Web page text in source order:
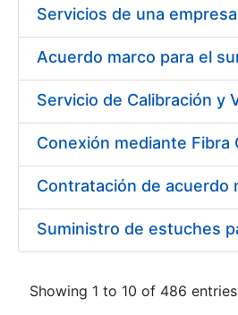
Showing 1 to 10 of 486